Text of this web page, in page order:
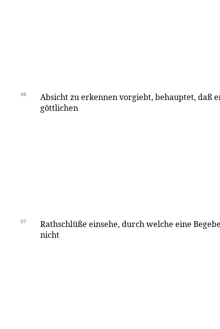
06
Absicht zu erkennen vorgiebt, behauptet, daß
göttlichen
07
Rathschlüße einsehe, durch welche eine
nicht